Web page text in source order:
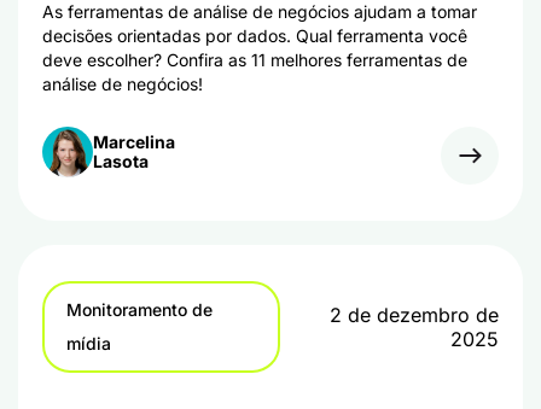
As ferramentas de análise de negócios ajudam a tomar
decisões orientadas por dados. Qual ferramenta você
deve escolher? Confira as 11 melhores ferramentas de
análise de negócios!
Marcelina
Lasota
Monitoramento de
mídia
2 de dezembro de
2025